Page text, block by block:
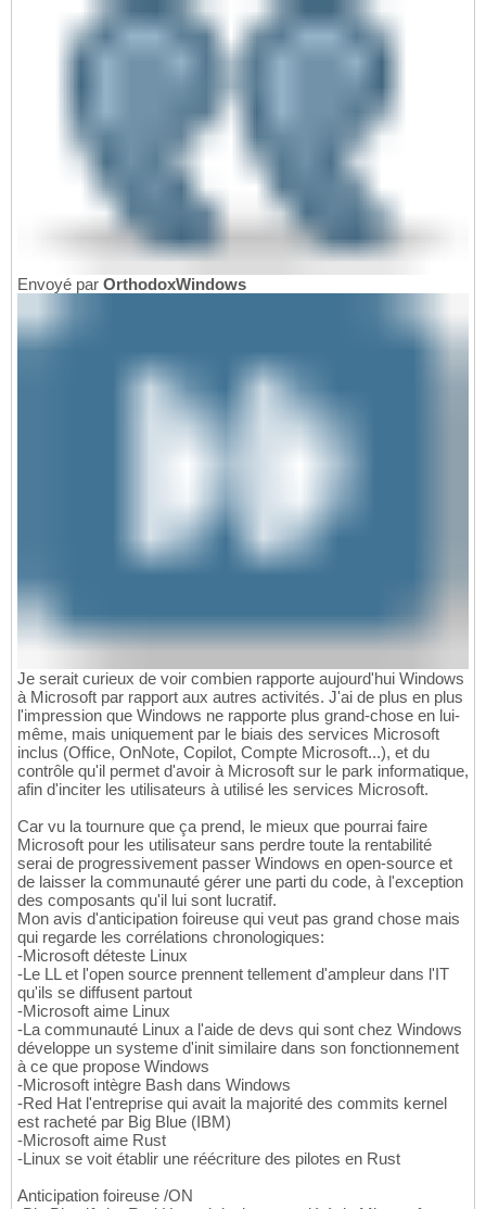
Envoyé par OrthodoxWindows
Je serait curieux de voir combien rapporte aujourd'hui Windows
à Microsoft par rapport aux autres activités. J'ai de plus en plus
l'impression que Windows ne rapporte plus grand-chose en lui-
même, mais uniquement par le biais des services Microsoft
inclus (Office, OnNote, Copilot, Compte Microsoft...), et du
contrôle qu'il permet d'avoir à Microsoft sur le park informatique,
afin d'inciter les utilisateurs à utilisé les services Microsoft.
Car vu la tournure que ça prend, le mieux que pourrai faire
Microsoft pour les utilisateur sans perdre toute la rentabilité
serai de progressivement passer Windows en open-source et
de laisser la communauté gérer une parti du code, à l'exception
des composants qu'il lui sont lucratif.
Mon avis d'anticipation foireuse qui veut pas grand chose mais
qui regarde les corrélations chronologiques:
-Microsoft déteste Linux
-Le LL et l'open source prennent tellement d'ampleur dans l'IT
qu'ils se diffusent partout
-Microsoft aime Linux
-La communauté Linux a l'aide de devs qui sont chez Windows
développe un systeme d'init similaire dans son fonctionnement
à ce que propose Windows
-Microsoft intègre Bash dans Windows
-Red Hat l'entreprise qui avait la majorité des commits kernel
est racheté par Big Blue (IBM)
-Microsoft aime Rust
-Linux se voit établir une réécriture des pilotes en Rust
Anticipation foireuse /ON